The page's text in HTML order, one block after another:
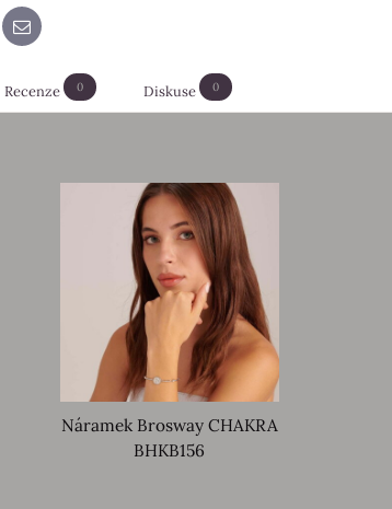
E-
mail
Recenze 0 Diskuse 0
Náramek Brosway CHAKRA
BHKB156